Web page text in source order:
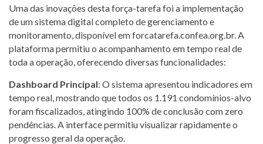
Uma das inovações desta força-tarefa foi a implementação
de um sistema digital completo de gerenciamento e
monitoramento, disponível em forcatarefa.confea.org.br. A
plataforma permitiu o acompanhamento em tempo real de
toda a operação, oferecendo diversas funcionalidades:
Dashboard Principal: O sistema apresentou indicadores em
tempo real, mostrando que todos os 1.191 condomínios-alvo
foram fiscalizados, atingindo 100% de conclusão com zero
pendências. A interface permitiu visualizar rapidamente o
progresso geral da operação.